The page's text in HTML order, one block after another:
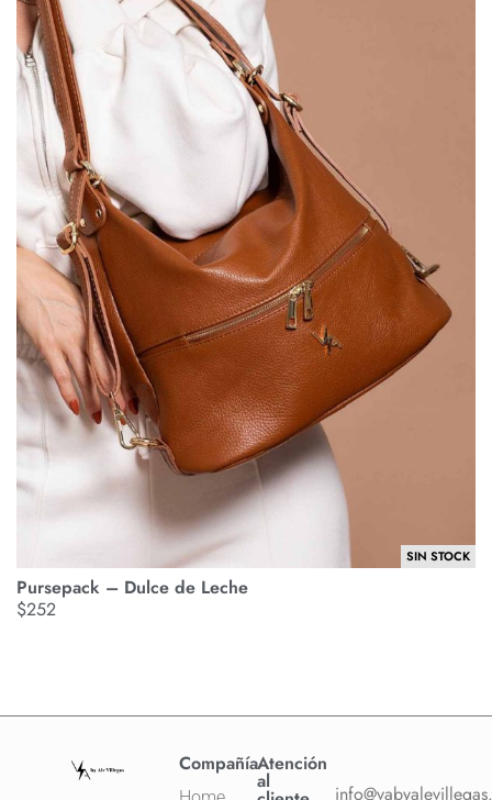
SIN STOCK
Pursepack – Dulce de Leche
$252
CompañíaAtención
al